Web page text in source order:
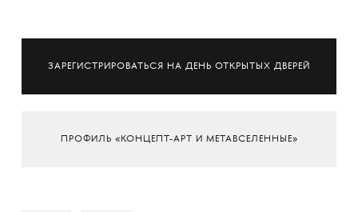
ЗАРЕГИСТРИРОВАТЬСЯ НА ДЕНЬ ОТКРЫТЫХ ДВЕРЕЙ
ПРОФИЛЬ «КОНЦЕПТ-АРТ И МЕТАВСЕЛЕННЫЕ»